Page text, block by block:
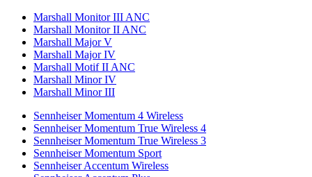
Marshall Monitor III ANC
Marshall Monitor II ANC
Marshall Major V
Marshall Major IV
Marshall Motif II ANC
Marshall Minor IV
Marshall Minor III
Sennheiser Momentum 4 Wireless
Sennheiser Momentum True Wireless 4
Sennheiser Momentum True Wireless 3
Sennheiser Momentum Sport
Sennheiser Accentum Wireless